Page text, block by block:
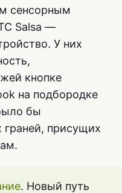
сенсорным
Salsa —
У них
кнопке
на подбородке
бы
граней, присущих
. Новый путь